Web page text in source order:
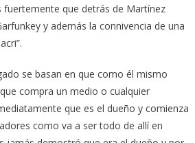
que detrás de Martínez
y además la connivencia de una
se basan en que como él mismo
compra un medio o cualquier
que es el dueño y comienza
como va a ser todo de allí en